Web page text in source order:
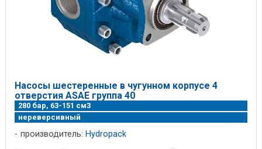
Насосы шестеренные в чугунном корпусе 4
отверстия ASAE группа 40
280 бар, 63-151 см3
нереверсивный
производитель: Hydropack